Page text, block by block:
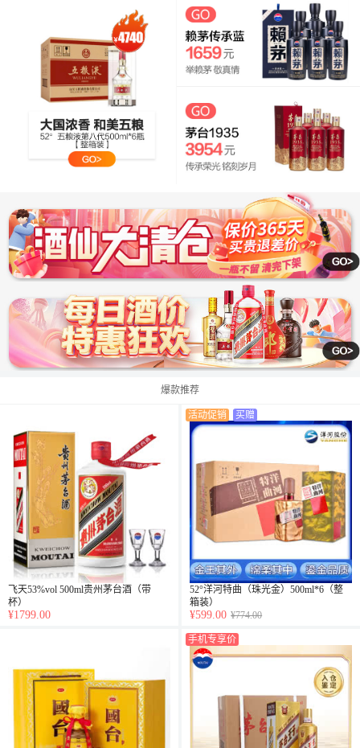
爆款推荐
飞天53%vol 500ml贵州茅台酒（带
杯）
¥1799.00
活动促销 买赠
52°洋河特曲（珠光金）500ml*6（整
箱装）
¥599.00 ¥774.00
手机专享价